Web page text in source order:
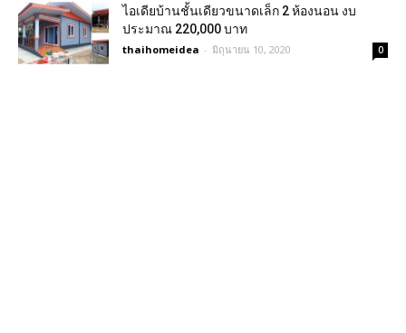
ไอเดียบ้านชั้นเดียวขนาดเล็ก 2 ห้องนอน งบ
ประมาณ 220,000 บาท
thaihomeidea - มิถุนายน 10, 2020 0